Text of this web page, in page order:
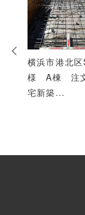
横浜市港北
様 A棟 注
宅新築...